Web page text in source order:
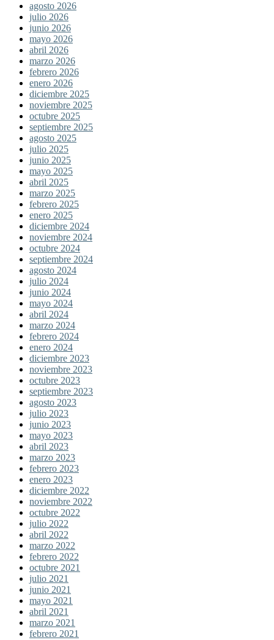
agosto 2026
julio 2026
junio 2026
mayo 2026
abril 2026
marzo 2026
febrero 2026
enero 2026
diciembre 2025
noviembre 2025
octubre 2025
septiembre 2025
agosto 2025
julio 2025
junio 2025
mayo 2025
abril 2025
marzo 2025
febrero 2025
enero 2025
diciembre 2024
noviembre 2024
octubre 2024
septiembre 2024
agosto 2024
julio 2024
junio 2024
mayo 2024
abril 2024
marzo 2024
febrero 2024
enero 2024
diciembre 2023
noviembre 2023
octubre 2023
septiembre 2023
agosto 2023
julio 2023
junio 2023
mayo 2023
abril 2023
marzo 2023
febrero 2023
enero 2023
diciembre 2022
noviembre 2022
octubre 2022
julio 2022
abril 2022
marzo 2022
febrero 2022
octubre 2021
julio 2021
junio 2021
mayo 2021
abril 2021
marzo 2021
febrero 2021